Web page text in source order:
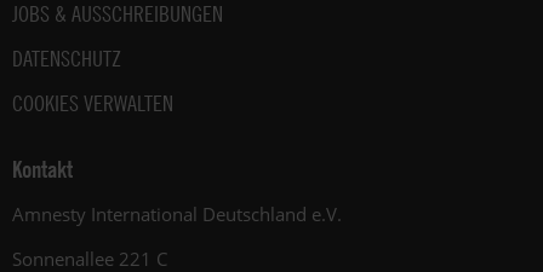
JOBS & AUSSCHREIBUNGEN
DATENSCHUTZ
COOKIES VERWALTEN
Kontakt
Amnesty International Deutschland e.V.
Sonnenallee 221 C